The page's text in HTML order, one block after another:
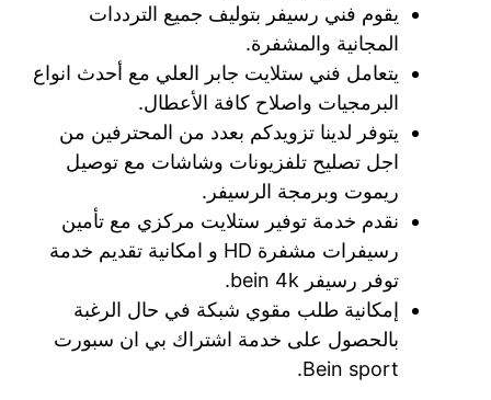
يقوم فني رسيفر بتوليف جميع الترددات
المجانية والمشفرة.
يتعامل فني ستلايت جابر العلي مع أحدث انواع
البرمجيات واصلاح كافة الأعطال.
يتوفر لدينا تزويدكم بعدد من المحترفين من
اجل تصليح تلفزيونات وشاشات مع توصيل
ريموت وبرمجة الرسيفر.
نقدم خدمة توفير ستلايت مركزي مع تأمين
رسيفرات مشفرة HD و امكانية تقديم خدمة
توفر رسيفر bein 4k.
إمكانية طلب مقوي شبكة في حال الرغبة
بالحصول على خدمة اشتراك بي ان سبورت
Bein sport.